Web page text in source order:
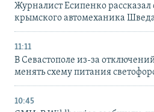
Журналист Есипенко рассказал
крымского автомеханика
11:11
В Севастополе из-за
менять схему питания
10:45